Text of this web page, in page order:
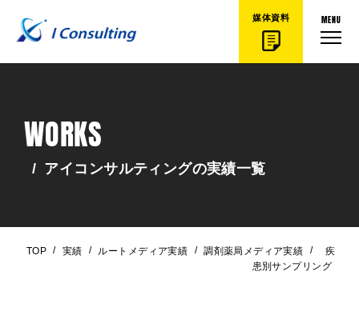
媒体資料 MENU
WORKS
/ アイコンサルティングの実績一覧
TOP / 実績 / ルートメディア実績 / 調剤薬局メディア実績 /
疾
患別サンプリング